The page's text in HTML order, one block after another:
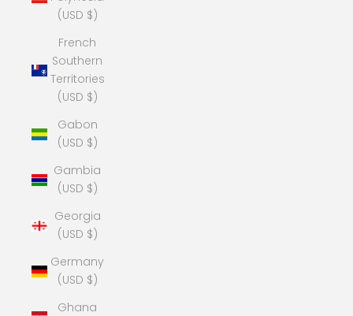
(USD $)
French
Southern
Territories
(USD $)
Gabon
(USD $)
Gambia
(USD $)
Georgia
(USD $)
Germany
(USD $)
Ghana